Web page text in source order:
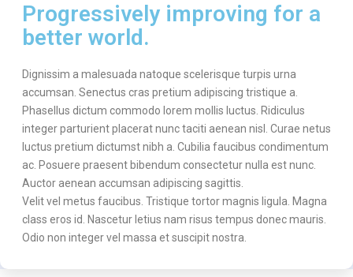
Progressively improving for a
better world.
Dignissim a malesuada natoque scelerisque turpis urna
accumsan. Senectus cras pretium adipiscing tristique a.
Phasellus dictum commodo lorem mollis luctus. Ridiculus
integer parturient placerat nunc taciti aenean nisl. Curae netus
luctus pretium dictumst nibh a. Cubilia faucibus condimentum
ac. Posuere praesent bibendum consectetur nulla est nunc.
Auctor aenean accumsan adipiscing sagittis.
Velit vel metus faucibus. Tristique tortor magnis ligula. Magna
class eros id. Nascetur letius nam risus tempus donec mauris.
Odio non integer vel massa et suscipit nostra.